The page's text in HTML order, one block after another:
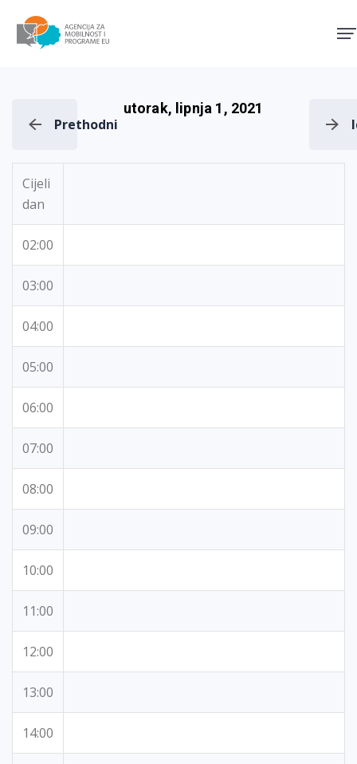
Prethodni
utorak, lipnja 1, 2021
Cijeli
dan
02:00
03:00
04:00
05:00
06:00
07:00
08:00
09:00
10:00
11:00
12:00
13:00
14:00